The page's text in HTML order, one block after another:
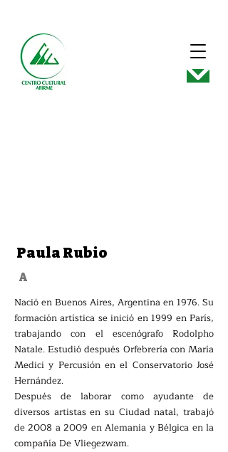
Paula Rubio
A
Nació en Buenos Aires, Argentina en 1976. Su
formación artística se inició en 1999 en París,
trabajando con el escenógrafo Rodolpho
Natale. Estudió después Orfebrería con María
Medici y Percusión en el Conservatorio José
Hernández.
Después de laborar como ayudante de
diversos artistas en su Ciudad natal, trabajó
de 2008 a 2009 en Alemania y Bélgica en la
compañía De Vliegezwam.